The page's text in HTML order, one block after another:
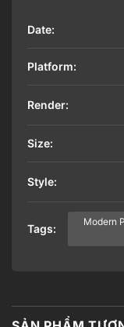
Date:
Platform:
Render:
Size:
Style:
Tags:
Modern